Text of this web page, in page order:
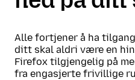
Alle fortjener å ha
ditt skal aldri være en
Firefox tilgjengelig på
fra engasjerte frivillige